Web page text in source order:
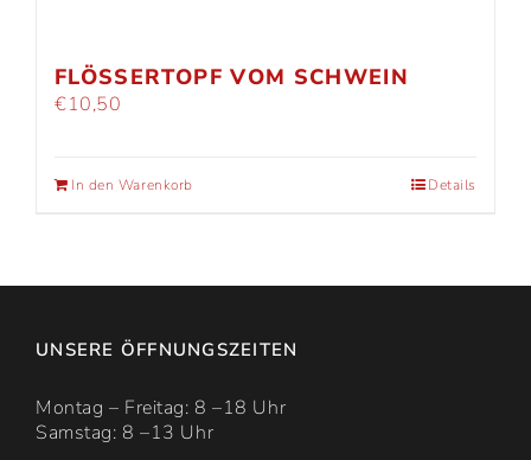
FLÖSSERTOPF VOM SCHWEIN
€10,50
In den Warenkorb Details
UNSERE ÖFFNUNGSZEITEN
Montag – Freitag: 8 –18 Uhr
Samstag: 8 –13 Uhr